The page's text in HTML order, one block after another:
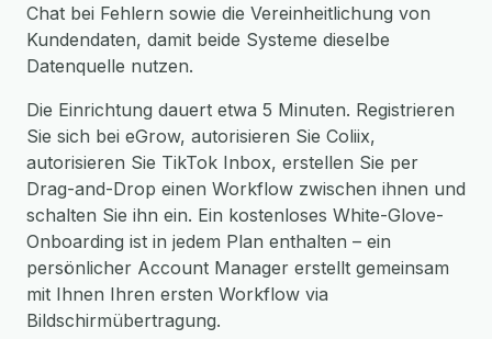
Chat bei Fehlern sowie die Vereinheitlichung von
Kundendaten, damit beide Systeme dieselbe
Datenquelle nutzen.
Die Einrichtung dauert etwa 5 Minuten. Registrieren
Sie sich bei eGrow, autorisieren Sie Coliix,
autorisieren Sie TikTok Inbox, erstellen Sie per
Drag-and-Drop einen Workflow zwischen ihnen und
schalten Sie ihn ein. Ein kostenloses White-Glove-
Onboarding ist in jedem Plan enthalten – ein
persönlicher Account Manager erstellt gemeinsam
mit Ihnen Ihren ersten Workflow via
Bildschirmübertragung.